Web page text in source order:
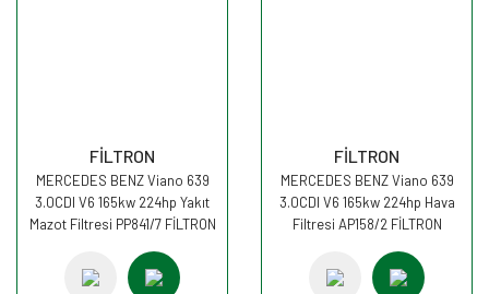
FİLTRON
MERCEDES BENZ Viano 639
3.0CDI V6 165kw 224hp Yakıt
Mazot Filtresi PP841/7 FİLTRON
FİLTRON
MERCEDES BENZ Viano 639
3.0CDI V6 165kw 224hp Hava
Filtresi AP158/2 FİLTRON